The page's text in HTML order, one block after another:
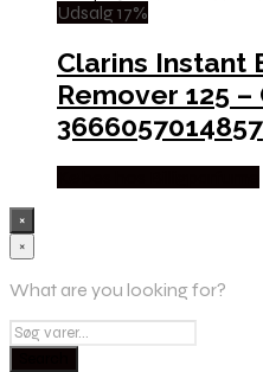
Udsalg 17%
Clarins Instant
Remover 125
3666057014857
×
×
What are you looking for?